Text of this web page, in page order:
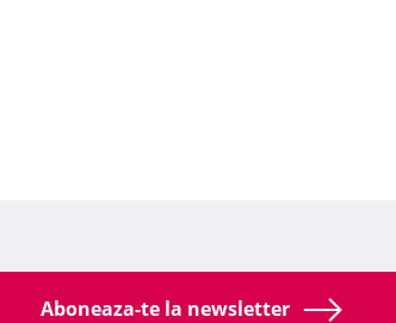
Aboneaza-te la newsletter